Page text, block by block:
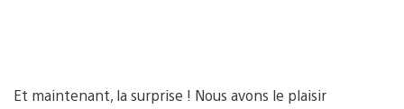
Et maintenant, la surprise ! Nous avons le plaisir